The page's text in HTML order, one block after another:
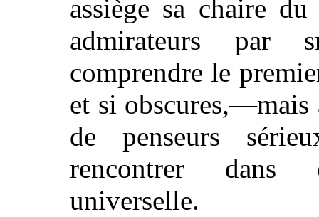
assiège sa chaire
admirateurs par
comprendre le
et si obscures,—mais
de penseurs
rencontrer dans
universelle.